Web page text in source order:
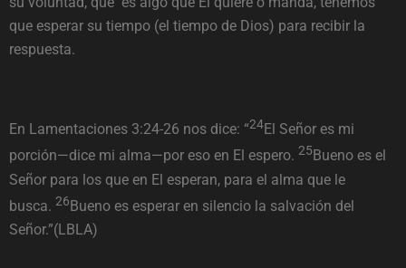
que esperar su tiempo (el tiempo de Dios) para recibir la
respuesta.
En Lamentaciones 3:24-26 nos dice: “24El Señor es mi
porción—dice mi alma—por eso en El espero. 25Bueno es el
Señor para los que en El esperan, para el alma que le
busca. 26 Bueno es esperar en silencio la salvación del
Señor.”(LBLA)